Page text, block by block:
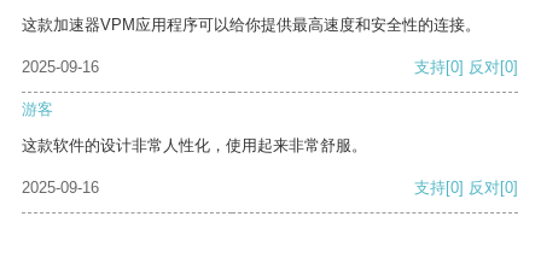
这款加速器VPM应用程序可以给你提供最高速度和安全性的连接。
2025-09-16 支持[0] 反对[0]
游客
这款软件的设计非常人性化，使用起来非常舒服。
2025-09-16 支持[0] 反对[0]